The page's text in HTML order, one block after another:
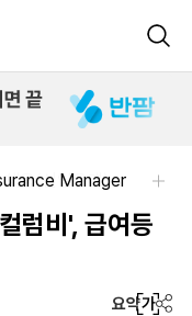
용(신입우대)
Manager
럼비', 급여등
요약가